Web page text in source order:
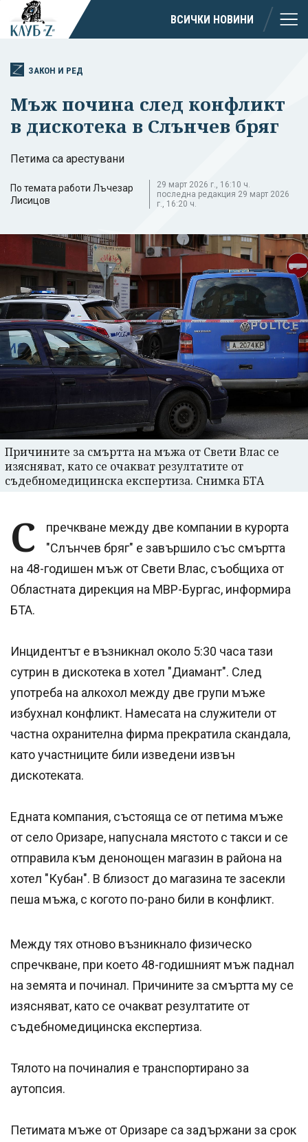
ВСИЧКИ НОВИНИ
ЗАКОН И РЕД
Мъж почина след конфликт
в дискотека в Слънчев бряг
Петима са арестувани
По темата работи Лъчезар
Лисицов
29 март 2026 г., 16:10 ч.
последна редакция 29 март 2026
г., 16:20 ч.
Причините за смъртта на мъжа от Свети Влас се
изясняват, като се очакват резултатите от
съдебномедицинска експертиза. Снимка БТА
С
пречкване между две компании в курорта
"Слънчев бряг" е завършило със смъртта
на 48-годишен мъж от Свети Влас, съобщиха от
Областната дирекция на МВР-Бургас, информира
БТА.
Инцидентът е възникнал около 5:30 часа тази
сутрин в дискотека в хотел "Диамант". След
употреба на алкохол между две групи мъже
избухнал конфликт. Намесата на служители от
частна охранителна фирма прекратила скандала,
като участниците били изведени извън
дискотеката.
Едната компания, състояща се от петима мъже
от село Оризаре, напуснала мястото с такси и се
отправила към денонощен магазин в района на
хотел "Кубан". В близост до магазина те засекли
пеша мъжа, с когото по-рано били в конфликт.
Между тях отново възникнало физическо
спречкване, при което 48-годишният мъж паднал
на земята и починал. Причините за смъртта му се
изясняват, като се очакват резултатите от
съдебномедицинска експертиза.
Тялото на починалия е транспортирано за
аутопсия.
Петимата мъже от Оризаре са задържани за срок